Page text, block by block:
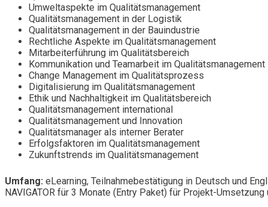
Umweltaspekte im Qualitätsmanagement
Qualitätsmanagement in der Logistik
Qualitätsmanagement in der Bauindustrie
Rechtliche Aspekte im Qualitätsmanagement
Mitarbeiterführung im Qualitätsbereich
Kommunikation und Teamarbeit im Qualitätsmanagement
Change Management im Qualitätsprozess
Digitalisierung im Qualitätsmanagement
Ethik und Nachhaltigkeit im Qualitätsbereich
Qualitätsmanagement international
Qualitätsmanagement und Innovation
Qualitätsmanager als interner Berater
Erfolgsfaktoren im Qualitätsmanagement
Zukunftstrends im Qualitätsmanagement
Umfang: eLearning, Teilnahmebestätigung in Deutsch und
NAVIGATOR für 3 Monate (Entry Paket) für Projekt-